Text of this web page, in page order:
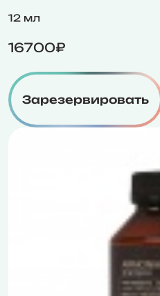
12 мл
16700₽
Зарезервировать